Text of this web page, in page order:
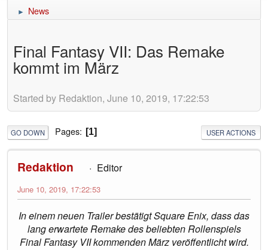
► News
Final Fantasy VII: Das Remake
kommt im März
Started by Redaktion, June 10, 2019, 17:22:53
GO DOWN Pages 1 USER ACTIONS
Redaktion Editor
June 10, 2019, 17:22:53
In einem neuen Trailer bestätigt Square Enix, dass das
lang erwartete Remake des beliebten Rollenspiels
Final Fantasy VII kommenden März veröffentlicht wird.